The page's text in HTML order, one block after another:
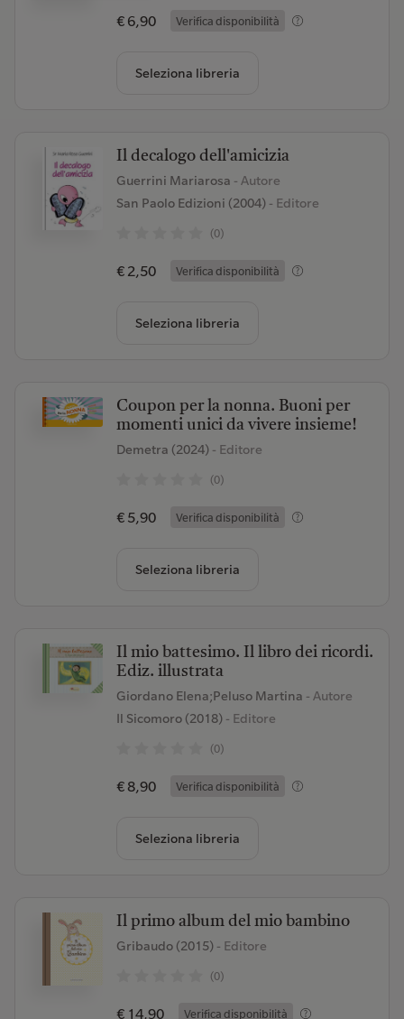
€ 6,90 Verifica disponibilità
Seleziona libreria
Il decalogo dell'amicizia
Guerrini Mariarosa - Autore
San Paolo Edizioni (2004)- Editore
(0)
€ 2,50 Verifica disponibilità
Seleziona libreria
Coupon per la nonna. Buoni per
momenti unici da vivere insieme!
Demetra (2024)- Editore
(0)
€ 5,90 Verifica disponibilità
Seleziona libreria
Il mio battesimo. Il libro dei ricordi.
Ediz. illustrata
Giordano Elena;Peluso Martina - Autore
Il Sicomoro (2018)- Editore
(0)
€ 8,90 Verifica disponibilità
Seleziona libreria
Il primo album del mio bambino
Gribaudo (2015)- Editore
(0)
€ 14,90 Verifica disponibilità